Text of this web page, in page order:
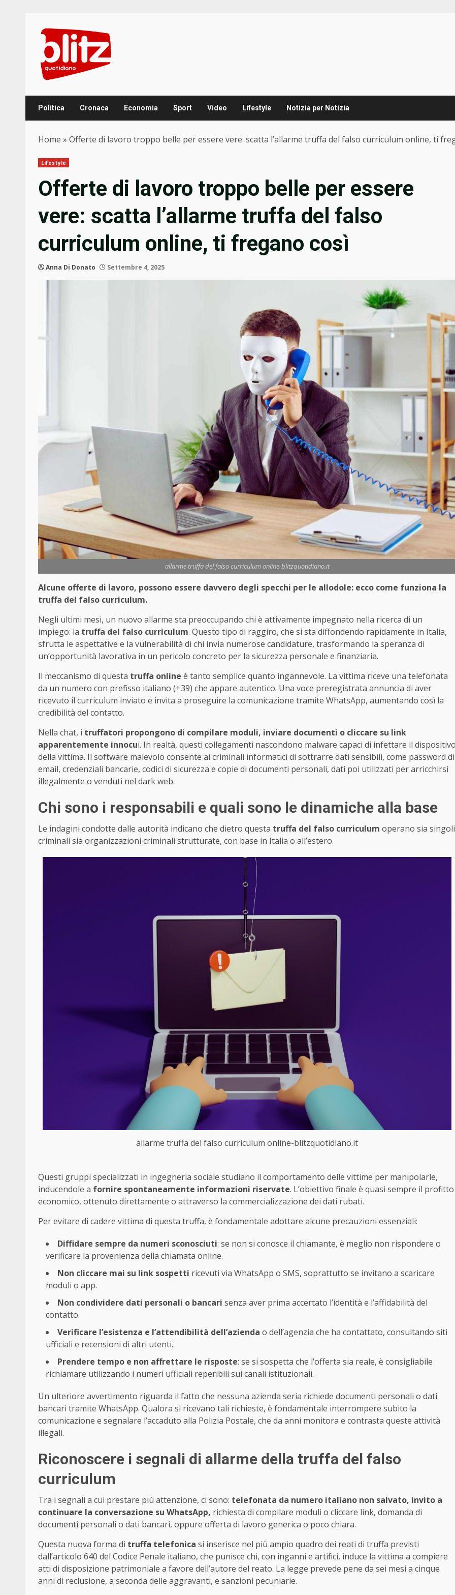
content
Politica Cronaca Economia Sport Video Lifestyle Notizia per Notizia
Home » Offerte di lavoro troppo belle per essere vere: scatta l’allarme truffa del falso curriculum online, ti
Lifestyle
Offerte di lavoro troppo belle per essere
vere: scatta l’allarme truffa del falso
curriculum online, ti fregano così
Anna Di Donato Settembre 4, 2025
allarme truffa del falso curriculum online-blitzquotidiano.it
Alcune offerte di lavoro, possono essere davvero degli specchi per le allodole: ecco come funziona la
truffa del falso curriculum.
Negli ultimi mesi, un nuovo allarme sta preoccupando chi è attivamente impegnato nella ricerca di un
impiego: la truffa del falso curriculum. Questo tipo di raggiro, che si sta diffondendo rapidamente in Italia,
sfrutta le aspettative e la vulnerabilità di chi invia numerose candidature, trasformando la speranza di
un’opportunità lavorativa in un pericolo concreto per la sicurezza personale e finanziaria.
Il meccanismo di questa truffa online è tanto semplice quanto ingannevole. La vittima riceve una telefonata
da un numero con prefisso italiano (+39) che appare autentico. Una voce preregistrata annuncia di aver
ricevuto il curriculum inviato e invita a proseguire la comunicazione tramite WhatsApp, aumentando così la
credibilità del contatto.
Nella chat, i truffatori propongono di compilare moduli, inviare documenti o cliccare su link
apparentemente innocui. In realtà, questi collegamenti nascondono malware capaci di infettare il
della vittima. Il software malevolo consente ai criminali informatici di sottrarre dati sensibili, come password di
email, credenziali bancarie, codici di sicurezza e copie di documenti personali, dati poi utilizzati per arricchirsi
illegalmente o venduti nel dark web.
Chi sono i responsabili e quali sono le dinamiche alla base
Le indagini condotte dalle autorità indicano che dietro questa truffa del falso curriculum operano sia singoli
criminali sia organizzazioni criminali strutturate, con base in Italia o all’estero.
allarme truffa del falso curriculum online-blitzquotidiano.it
Questi gruppi specializzati in ingegneria sociale studiano il comportamento delle vittime per manipolarle,
inducendole a fornire spontaneamente informazioni riservate. L’obiettivo finale è quasi sempre il profitto
economico, ottenuto direttamente o attraverso la commercializzazione dei dati rubati.
Per evitare di cadere vittima di questa truffa, è fondamentale adottare alcune precauzioni essenziali:
Diffidare sempre da numeri sconosciuti: se non si conosce il chiamante, è meglio non rispondere o
verificare la provenienza della chiamata online.
Non cliccare mai su link sospetti ricevuti via WhatsApp o SMS, soprattutto se invitano a scaricare
moduli o app.
Non condividere dati personali o bancari senza aver prima accertato l’identità e l’affidabilità del
contatto.
Verificare l’esistenza e l’attendibilità dell’azienda o dell’agenzia che ha contattato, consultando siti
ufficiali e recensioni di altri utenti.
Prendere tempo e non affrettare le risposte: se si sospetta che l’offerta sia reale, è consigliabile
richiamare utilizzando i numeri ufficiali reperibili sui canali istituzionali.
Un ulteriore avvertimento riguarda il fatto che nessuna azienda seria richiede documenti personali o dati
bancari tramite WhatsApp. Qualora si ricevano tali richieste, è fondamentale interrompere subito la
comunicazione e segnalare l’accaduto alla Polizia Postale, che da anni monitora e contrasta queste attività
illegali.
Riconoscere i segnali di allarme della truffa del falso
curriculum
Tra i segnali a cui prestare più attenzione, ci sono: telefonata da numero italiano non salvato, invito a
continuare la conversazione su WhatsApp, richiesta di compilare moduli o cliccare link, domanda di
documenti personali o dati bancari, oppure offerta di lavoro generica o poco chiara.
Questa nuova forma di truffa telefonica si inserisce nel più ampio quadro dei reati di truffa previsti
dall’articolo 640 del Codice Penale italiano, che punisce chi, con inganni e artifici, induce la vittima a compiere
atti di disposizione patrimoniale a favore dell’autore del reato. La legge prevede pene da sei mesi a cinque
anni di reclusione, a seconda delle aggravanti, e sanzioni pecuniarie.